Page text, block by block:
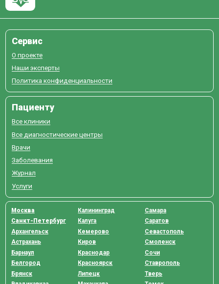
Сервис
О проекте
Наши эксперты
Политика конфиденциальности
Пациенту
Все клиники
Все диагностические центры
Врачи
Заболевания
Журнал
Услуги
Москва
Санкт-Петербург
Архангельск
Астрахань
Барнаул
Белгород
Брянск
Калининград
Калуга
Кемерово
Киров
Краснодар
Красноярск
Липецк
Самара
Саратов
Севастополь
Смоленск
Сочи
Ставрополь
Тверь